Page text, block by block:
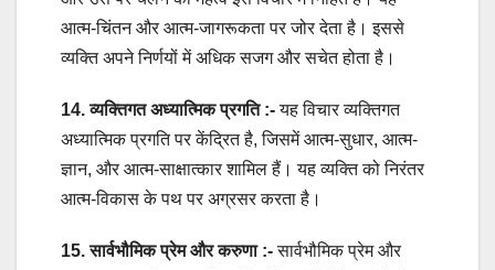
आत्म-चिंतन और आत्म-जागरूकता पर जोर देता है। इससे
व्यक्ति अपने निर्णयों में अधिक सजग और सचेत होता है।
14. व्यक्तिगत अध्यात्मिक प्रगति :-यह विचार व्यक्तिगत
अध्यात्मिक प्रगति पर केंद्रित है, जिसमें आत्म-सुधार, आत्म-
ज्ञान, और आत्म-साक्षात्कार शामिल हैं। यह व्यक्ति को निरंतर
आत्म-विकास के पथ पर अग्रसर करता है।
15. सार्वभौमिक प्रेम और करुणा :-सार्वभौमिक प्रेम और